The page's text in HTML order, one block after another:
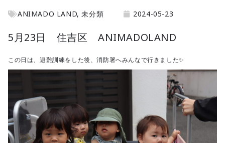
ANIMADO LAND,未分類 2024-05-23
5月23日 住吉区 ANIMADOLAND
この日は、避難訓練をした後、消防署へみんなで行きました✨